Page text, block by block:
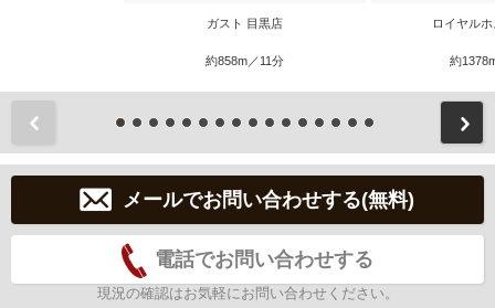
ガスト 目黒店
約858m／11分
ロイヤル
約
メールでお問い合わせする(無料)
電話でお問い合わせする
現況の確認はお気軽にお問い合わせください。